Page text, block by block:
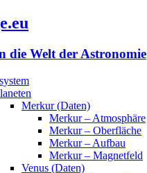
die Welt der Astronomie
Merkur (Daten)
Merkur – Atmosphäre
Merkur – Oberfläche
Merkur – Aufbau
Merkur – Magnetfeld
Venus (Daten)